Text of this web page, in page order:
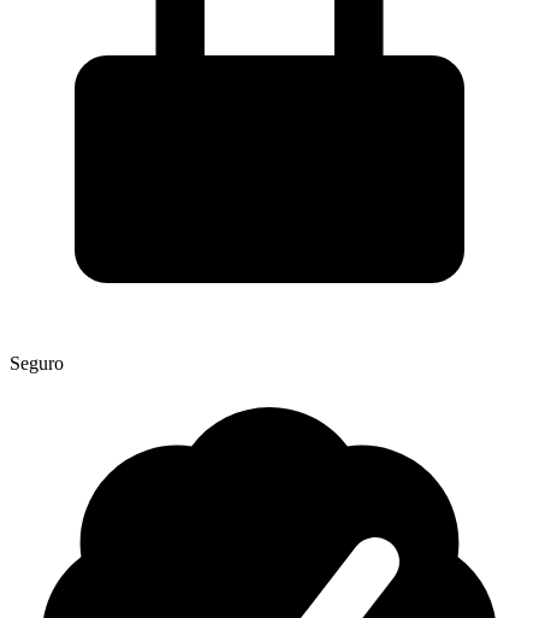
Seguro